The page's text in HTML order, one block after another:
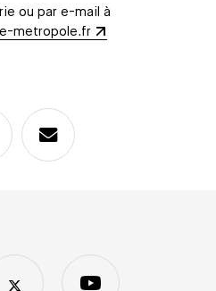
ou par e-mail à
metropole.fr